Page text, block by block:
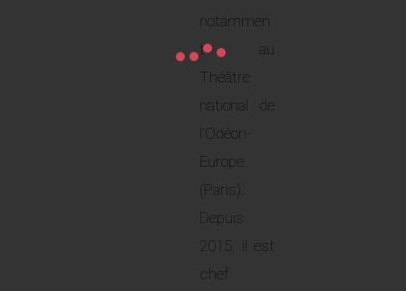
notammen
t au
Théâtre
national de
l’Odéon-
Europe
(Paris).
Depuis
2015, il est
chef